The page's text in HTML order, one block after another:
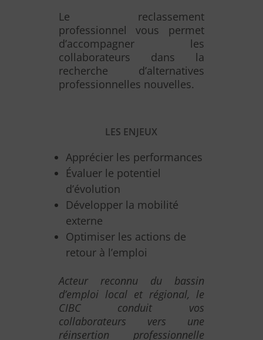
Le reclassement
professionnel vous permet
d’accompagner les
collaborateurs dans la
recherche d’alternatives
professionnelles nouvelles.
LES ENJEUX
Apprécier les performances
Évaluer le potentiel
d’évolution
Développer la mobilité
externe
Optimiser les actions de
retour à l’emploi
Acteur reconnu du bassin
d’emploi local et régional, le
CIBC conduit vos
collaborateurs vers une
réinsertion professionnelle